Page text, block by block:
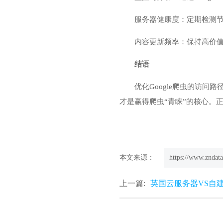
服务器健康度：定期检测
内容更新频率：保持高价
结语
优化Google爬虫的访问路
才是赢得爬虫“青睐”的核心。
本文来源： https://
上一篇: 英国云服务器VS自